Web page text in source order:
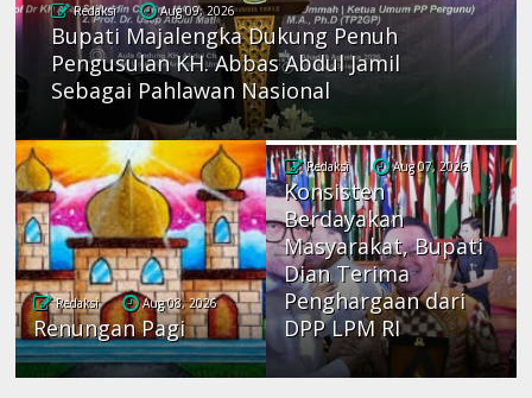
Redaksi Aug 09, 2026
Bupati Majalengka Dukung Penuh
Pengusulan KH. Abbas Abdul Jamil
Sebagai Pahlawan Nasional
Redaksi Aug 08, 2026
Renungan Pagi
Redaksi Aug 07, 2026
Konsisten
Berdayakan
Masyarakat, Bupati
Dian Terima
Penghargaan dari
DPP LPM RI